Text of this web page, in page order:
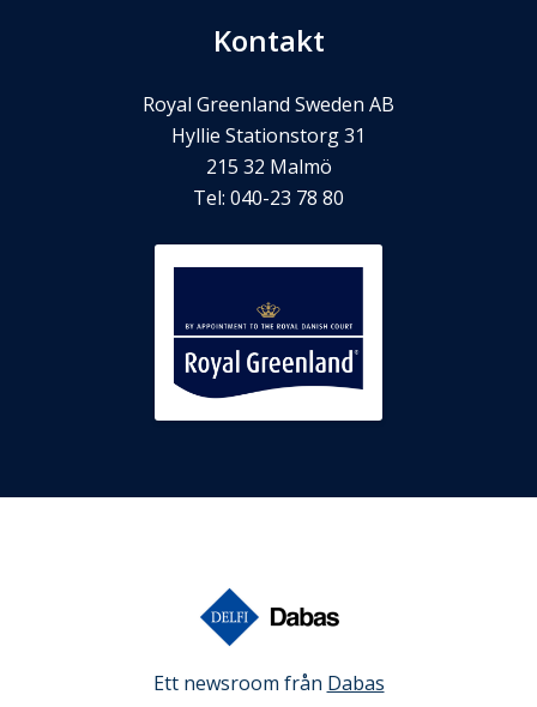
Kontakt
Royal Greenland Sweden AB
Hyllie Stationstorg 31
215 32 Malmö
Tel: 040-23 78 80
Ett newsroom från Dabas